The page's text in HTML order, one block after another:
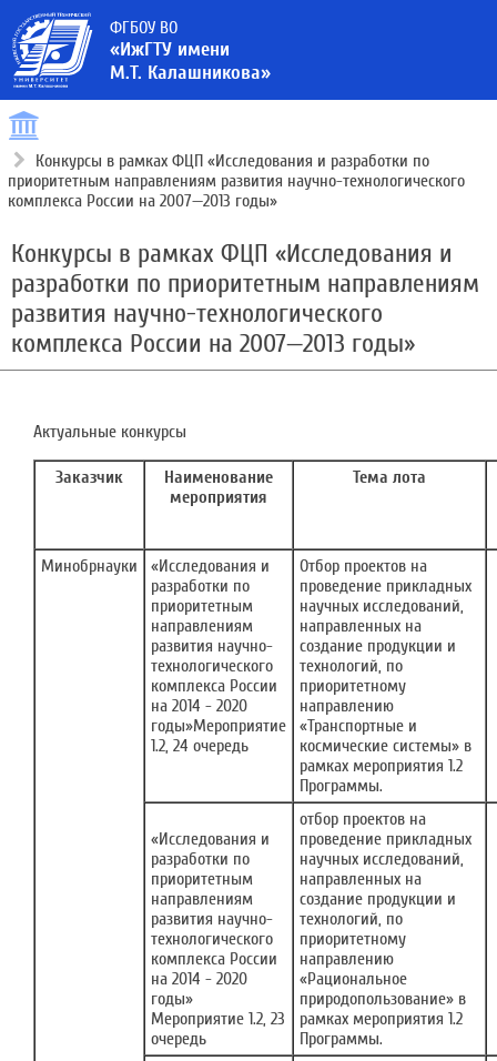
ФГБОУ ВО
«ИжГТУ имени
М.Т. Калашникова»
Конкурсы в рамках ФЦП «Исследования и разработки по
приоритетным направлениям развития научно-технологического
комплекса России на 2007—2013 годы»
Конкурсы в рамках ФЦП «Исследования и
разработки по приоритетным направлениям
развития научно-технологического
комплекса России на 2007—2013 годы»
Актуальные конкурсы
Заказчик
Наименование
мероприятия
Тема лота
Минобрнауки
«Исследования и
разработки по
приоритетным
направлениям
развития научно-
технологического
комплекса России
на 2014 - 2020
годы»Мероприятие
1.2, 24 очередь
Отбор проектов на
проведение прикладных
научных исследований,
направленных на
создание продукции и
технологий, по
приоритетному
направлению
«Транспортные и
космические системы» в
рамках мероприятия 1.2
Программы.
«Исследования и
разработки по
приоритетным
направлениям
развития научно-
технологического
комплекса России
на 2014 - 2020
годы»
Мероприятие 1.2, 23
очередь
отбор проектов на
проведение прикладных
научных исследований,
направленных на
создание продукции и
технологий, по
приоритетному
направлению
«Рациональное
природопользование» в
рамках мероприятия 1.2
Программы.